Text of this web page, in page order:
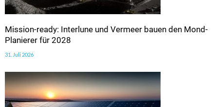
Mission-ready: Interlune und Vermeer bauen den Mond-
Planierer für 2028
31. Juli 2026